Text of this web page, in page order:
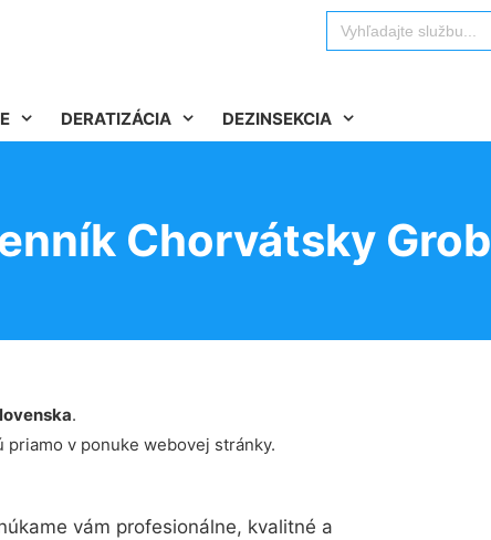
Search
for:
DERATIZÁCIA DEZINSEKCIA
Chorvátsky Grob
.
v ponuke webovej stránky.
vám profesionálne, kvalitné a